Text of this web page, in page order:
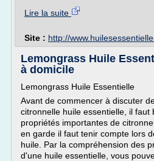
Lire la suite
Site : http://
Lemongrass Huile
à domicile
Lemongrass Huile Essentielle
Avant de commencer à discuter
citronnelle huile essentielle, il faut
propriétés importantes de
en garde il faut tenir compte lors
huile. Par la compréhension des
d'une huile essentielle, vous